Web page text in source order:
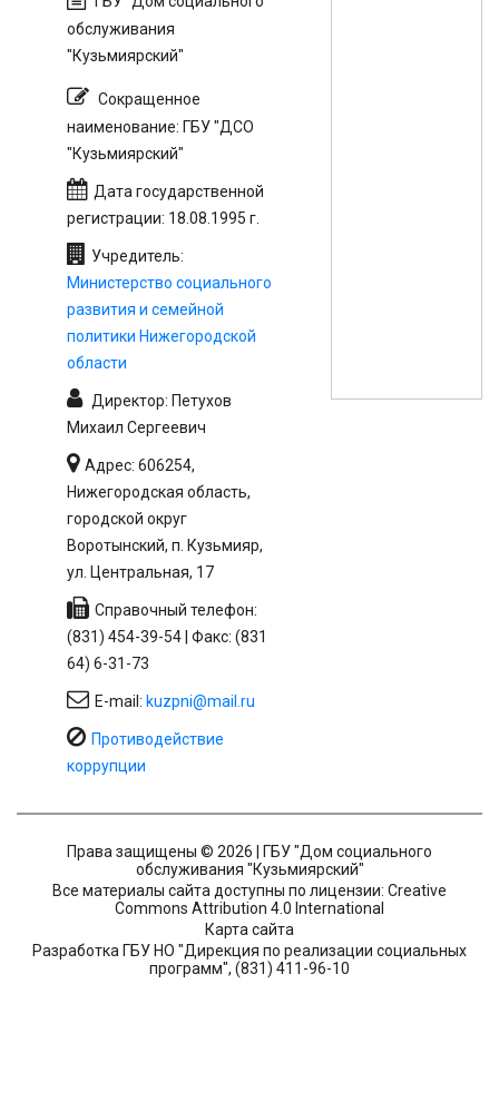
обслуживания
"Кузьмиярский"
Сокращенное
наименование: ГБУ "ДСО
"Кузьмиярский"
Дата государственной
регистрации: 18.08.1995 г.
Учредитель:
Министерство социального
развития и семейной
политики Нижегородской
области
Директор: Петухов
Михаил Сергеевич
Адрес: 606254,
Нижегородская область,
городской округ
Воротынский, п. Кузьмияр,
ул. Центральная, 17
Справочный телефон:
(831) 454-39-54 | Факс: (831
64) 6-31-73
E-mail: kuzpni@mail.ru
Противодействие
коррупции
Права защищены © 2026 | ГБУ "Дом социального
обслуживания "Кузьмиярский"
Все материалы сайта доступны по лицензии: Creative
Commons Attribution 4.0 International
Карта сайта
Разработка ГБУ НО "Дирекция по реализации социальных
программ", (831) 411-96-10